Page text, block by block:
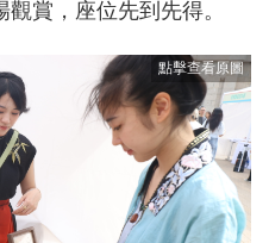
賞，座位先到先得。